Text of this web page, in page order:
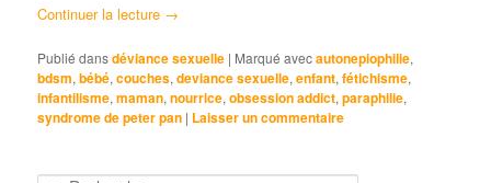
Continuer la lecture →
Publié dansdéviance sexuelle | Marqué avecautonepiophilie,
bdsm,bébé,couches,deviance sexuelle,enfant,fétichisme,
infantilisme,maman,nourrice,obsession addict,paraphilie,
syndrome de peter pan | Laisser un commentaire